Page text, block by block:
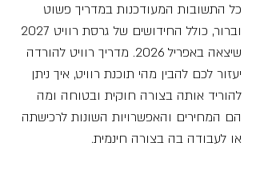
כל התשובות המעודכנות במדריך פשוט
שיצאה באפריל 2026. מדריך רוויט להורדה
יעזור לכם להבין מהי תוכנת רוויט, איך ניתן
להוריד אותה בצורה חוקית ובטוחה ומה
הם המחירים והאפשרויות השונות לרכישתה
או לעבודה בה בצורה חינמית.